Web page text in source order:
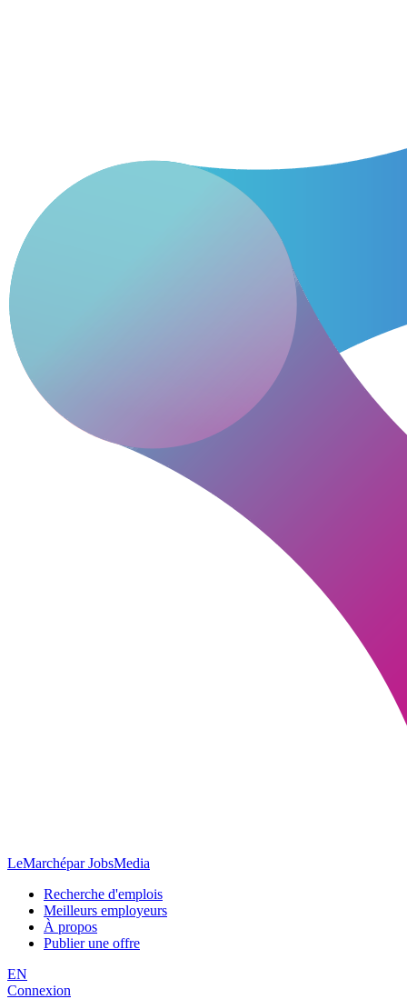
LeMarchépar JobsMedia
Recherche d'emplois
Meilleurs employeurs
À propos
Publier une offre
EN
Connexion